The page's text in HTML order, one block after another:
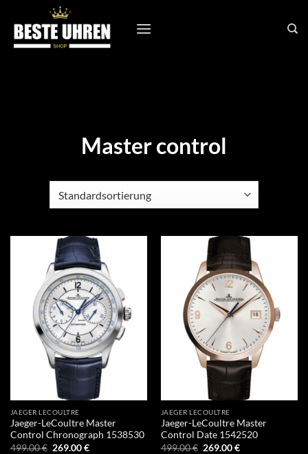
Inhalt
springen
Master control
JAEGER LECOULTRE
Jaeger-LeCoultre Master
Control Chronograph 1538530
499.00€ Ursprünglicher
269.00€Aktueller
JAEGER LECOULTRE
Jaeger-LeCoultre Master
Control Date 1542520
499.00€ Ursprünglicher
269.00€Aktueller